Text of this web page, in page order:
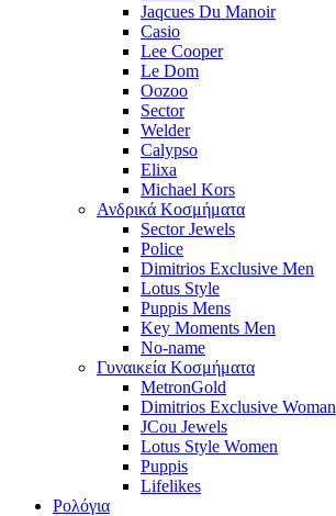
Jaqcues Du Manoir
Casio
Lee Cooper
Le Dom
Oozoo
Sector
Welder
Calypso
Elixa
Michael Kors
Ανδρικά Κοσμήματα
Sector Jewels
Police
Dimitrios Exclusive Men
Lotus Style
Puppis Mens
Key Moments Men
No-name
Γυναικεία Κοσμήματα
MetronGold
Dimitrios Exclusive Woman
JCou Jewels
Lotus Style Women
Puppis
Lifelikes
Ρολόγια